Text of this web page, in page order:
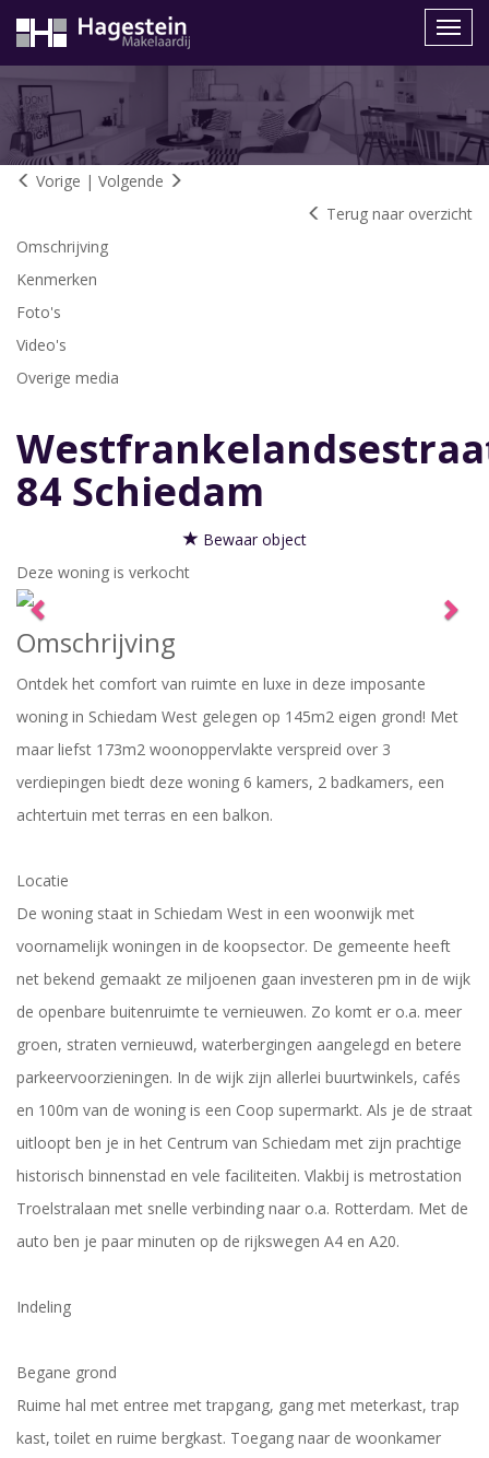
Vorige | Volgende
Terug naar overzicht
Omschrijving
Kenmerken
Foto's
Video's
Overige media
84 Schiedam
Bewaar object
Deze woning is verkocht
Previous
Omschrijving
Ontdek het comfort van ruimte en luxe in deze imposante
woning in Schiedam West gelegen op 145m2 eigen grond! Met
maar liefst 173m2 woonoppervlakte verspreid over 3
verdiepingen biedt deze woning 6 kamers, 2 badkamers, een
achtertuin met terras en een balkon.
Locatie
De woning staat in Schiedam West in een woonwijk met
voornamelijk woningen in de koopsector. De gemeente heeft
net bekend gemaakt ze miljoenen gaan investeren pm in de wijk
de openbare buitenruimte te vernieuwen. Zo komt er o.a. meer
groen, straten vernieuwd, waterbergingen aangelegd en betere
parkeervoorzieningen. In de wijk zijn allerlei buurtwinkels, cafés
en 100m van de woning is een Coop supermarkt. Als je de straat
uitloopt ben je in het Centrum van Schiedam met zijn prachtige
historisch binnenstad en vele faciliteiten. Vlakbij is metrostation
Troelstralaan met snelle verbinding naar o.a. Rotterdam. Met de
auto ben je paar minuten op de rijkswegen A4 en A20.
Indeling
Begane grond
Ruime hal met entree met trapgang, gang met meterkast, trap
kast, toilet en ruime bergkast. Toegang naar de woonkamer